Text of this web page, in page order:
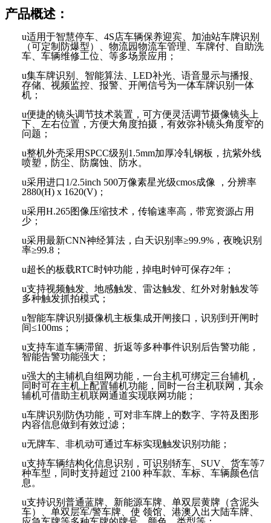
产品概述：
u适用于智慧停车、 4S店车辆保养迎宾、加油站车牌识别
（可定制防爆型）、物流园物流车管理、车牌付、自助洗
车、车辆维修工位、等多场景应用；
u集车牌识别、 智能算法、 LED补光、语音显示与播报、
存储、视频监控、报警、 开闸信号为一体车牌识别一体
机 ；
u便捷的镜头调节技术装置， 可方便灵活调节摄像镜头上
下、左右位置，方便大角度拍摄，有效弥补镜头角度窄的
问题 ；
u整机外壳采用 SPCC级别1.5mm加厚冷轧钢板，抗紫外线
喷塑，防尘、防腐蚀、防水。
u采用进口1/2.5inch 500万像素星光级cmos成像 ，分辨率
2880(H) x 1620(V)；
u采用H.265图像压缩技术，传输速率高，带宽资源占用
少；
u采用最新CNN神经算法，白天识别率≥99.9%，夜晚识别
率≥99.8；
u超长的板载RTC时钟功能，掉电时钟可保存2年；
u支持视频触发、地感触发、雷达触发、红外对射触发等
多种触发抓拍模式；
u智能车牌识别摄像机主板集成开闸接口，识别到开闸时
间≤100ms；
u支持车道车辆滞留、折返等多种事件识别后告警功能，
智能告警功能强大；
u强大的主辅机自组网功能，一台主机可绑定三台辅机，
同时可在主机上配置辅机功能，同时一台主机联网，其余
辅机可借助主机联网通道实现联网功能；
u车牌识别防伪功能，可对非车牌上的数字、字符及图形
内容信息做到有效过滤；
u无牌车、非机动可通过车标实现触发识别功能；
u支持车辆结构化信息识别，可识别轿车、 SUV、货车等7
种车型，同时支持超过 2100 种车款、车标、车辆颜色信
息。
u支持识别普通蓝牌、新能源车牌、单双层黄牌（含泥头
车）、单双层军/警车牌、使 领馆、港澳入出大陆车牌、